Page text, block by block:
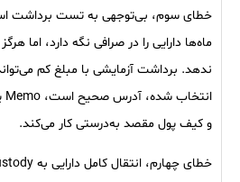
خطای سوم، بی‌توجهی به تست برداشت
ماه‌ها دارایی را در صرافی نگه دارد، اما
ندهد. برداشت آزمایشی با مبلغ کم
و کیف پول مقصد به‌درستی کار می‌کند.